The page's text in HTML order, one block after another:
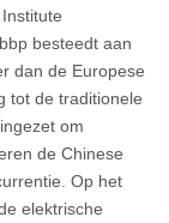
besteedt aan
dan de Europese
tot de traditionele
om
de Chinese
Op het
elektrische